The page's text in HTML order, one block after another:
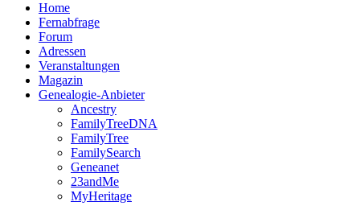
Home
Fernabfrage
Forum
Adressen
Veranstaltungen
Magazin
Genealogie-Anbieter
Ancestry
FamilyTreeDNA
FamilyTree
FamilySearch
Geneanet
23andMe
MyHeritage